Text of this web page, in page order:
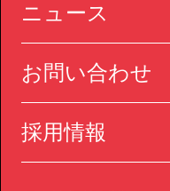
ニュース
お問い合わせ
採用情報